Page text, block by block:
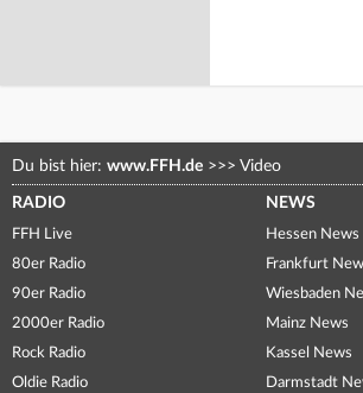
Du bist hier: www.FFH.de >>> Video
RADIO
FFH Live
80er Radio
90er Radio
2000er Radio
Rock Radio
Oldie Radio
NEWS
Hessen News
Frankfurt
Wiesbaden
Mainz News
Kassel News
Darmstadt